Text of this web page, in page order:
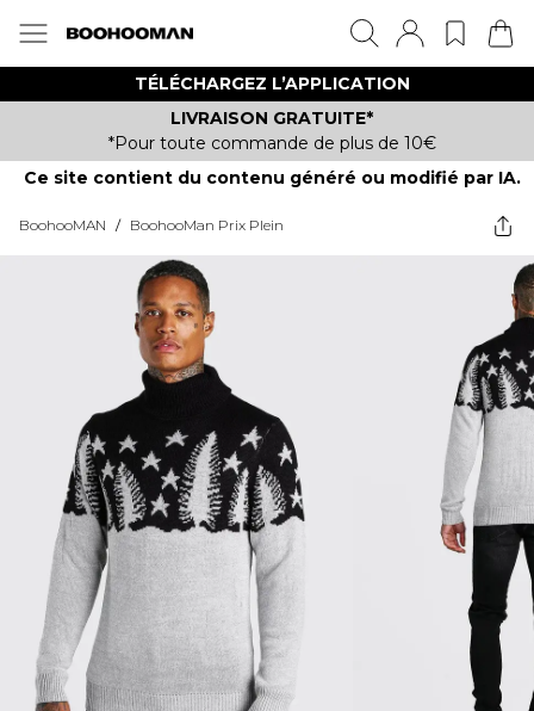
TÉLÉCHARGEZ L’APPLICATION
LIVRAISON GRATUITE*
*Pour toute commande de plus de 10€
Ce site contient du contenu généré ou modifié par IA.
BoohooMAN / BoohooMan Prix Plein